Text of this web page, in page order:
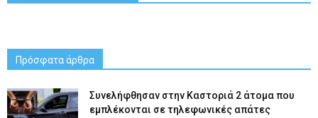
Πρόσφατα άρθρα
Συνελήφθησαν στην Καστοριά 2 άτομα που
εμπλέκονται σε τηλεφωνικές απάτες